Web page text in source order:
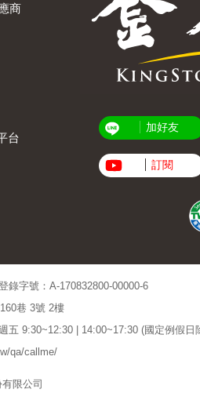
商
台
加好友
訂閱
錄字號：A-170832800-00000-6
巷 3號 2樓
五 9:30~12:30 | 14:00~17:30 (國定例假日
qa/callme/
限公司